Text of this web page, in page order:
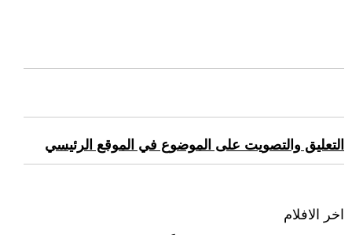
التعليق والتصويت على الموضوع في الموقع الرئيسي
اخر الافلام